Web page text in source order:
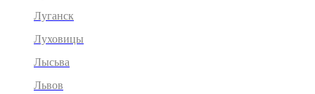
Луганск
Луховицы
Лысьва
Львов